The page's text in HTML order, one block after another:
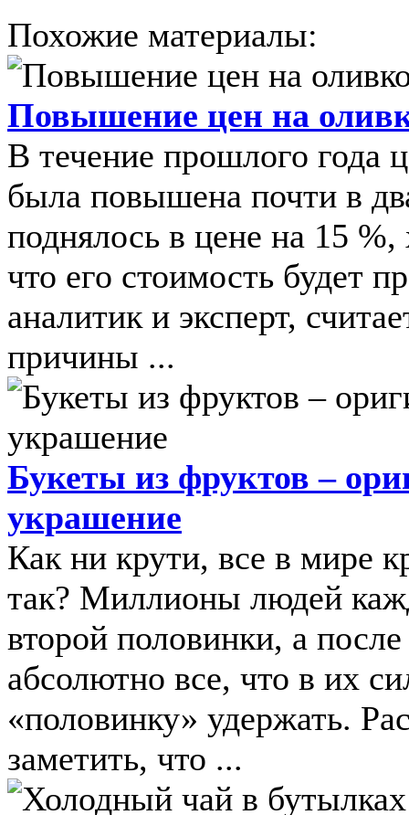
Похожие материалы:
Повышение цен на
В течение прошлого года
была повышена почти в
поднялось в цене на 15 %,
что его стоимость будет
аналитик и эксперт,
причины ...
Букеты из фруктов –
украшение
Как ни крути, все в мире
так? Миллионы людей
второй половинки, а
абсолютно все, что в их
«половинку» удержать.
заметить, что ...